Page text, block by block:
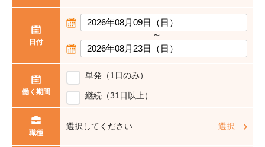
日付
〜
働く期間
単発（1日のみ）
継続（31日以上）
職種
選択してください 選択